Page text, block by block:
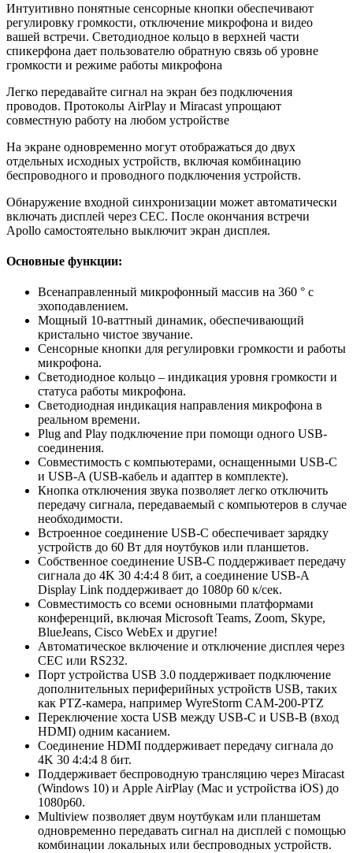
Интуитивно понятные сенсорные кнопки обеспечивают
регулировку громкости, отключение микрофона и видео
вашей встречи. Светодиодное кольцо в верхней части
спикерфона дает пользователю обратную связь об уровне
громкости и режиме работы микрофона
Легко передавайте сигнал на экран без подключения
проводов. Протоколы AirPlay и Miracast упрощают
совместную работу на любом устройстве
На экране одновременно могут отображаться до двух
отдельных исходных устройств, включая комбинацию
беспроводного и проводного подключения устройств.
Обнаружение входной синхронизации может автоматически
включать дисплей через CEC. После окончания встречи
Apollo самостоятельно выключит экран дисплея.
Основные функции:
Всенаправленный микрофонный массив на 360 ° с
эхоподавлением.
Мощный 10-ваттный динамик, обеспечивающий
кристально чистое звучание.
Сенсорные кнопки для регулировки громкости и работы
микрофона.
Светодиодное кольцо – индикация уровня громкости и
статуса работы микрофона.
Светодиодная индикация направления микрофона в
реальном времени.
Plug and Play подключение при помощи одного USB-
соединения.
Совместимость с компьютерами, оснащенными USB-C
и USB-A (USB-кабель и адаптер в комплекте).
Кнопка отключения звука позволяет легко отключить
передачу сигнала, передаваемый с компьютеров в случае
необходимости.
Встроенное соединение USB-C обеспечивает зарядку
устройств до 60 Вт для ноутбуков или планшетов.
Собственное соединение USB-C поддерживает передачу
сигнала до 4K 30 4:4:4 8 бит, а соединение USB-A
Display Link поддерживает до 1080p 60 к/сек.
Совместимость со всеми основными платформами
конференций, включая Microsoft Teams, Zoom, Skype,
BlueJeans, Cisco WebEx и другие!
Автоматическое включение и отключение дисплея через
CEC или RS232.
Порт устройства USB 3.0 поддерживает подключение
дополнительных периферийных устройств USB, таких
как PTZ-камера, например WyreStorm CAM-200-PTZ
Переключение хоста USB между USB-C и USB-B (вход
HDMI) одним касанием.
Соединение HDMI поддерживает передачу сигнала до
4K 30 4:4:4 8 бит.
Поддерживает беспроводную трансляцию через Miracast
(Windows 10) и Apple AirPlay (Mac и устройства iOS) до
1080p60.
Multiview позволяет двум ноутбукам или планшетам
одновременно передавать сигнал на дисплей с помощью
комбинации локальных или беспроводных устройств.